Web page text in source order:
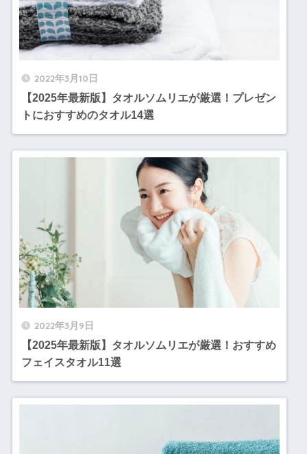
2022年3月10日
【2025年最新版】タオルソムリエが厳選！プレゼン
トにおすすめのタオル14選
2022年3月9日
【2025年最新版】タオルソムリエが厳選！おすすめ
フェイスタオル11選